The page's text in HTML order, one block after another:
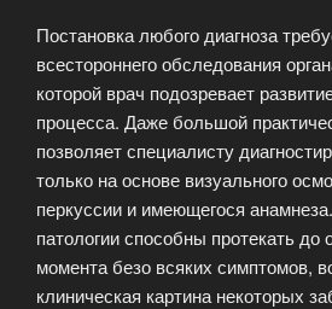
Постановка любого диагноза
всестороннего обследования
которой врач подозревает
процесса. Даже большой
позволяет специалисту
только на основе визуального
перкуссии и имеющегося
патологии способны протекать до
момента безо всяких симптомов,
клиническая картина некоторых